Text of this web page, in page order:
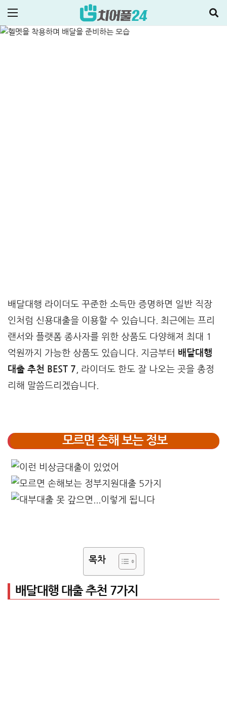
신용대출
배달대행 라이더도 꾸준한 소득만 증명하면 일반 직장
인처럼 신용대출을 이용할 수 있습니다. 최근에는 프리
랜서와 플랫폼 종사자를 위한 상품도 다양해져 최대 1
억원까지 가능한 상품도 있습니다. 지금부터 배달대행
대출 추천 BEST 7 , 라이더도 한도 잘 나오는 곳을 총정
리해 말씀드리겠습니다.
모르면 손해 보는 정보
목차
배달대행 대출 추천 7가지